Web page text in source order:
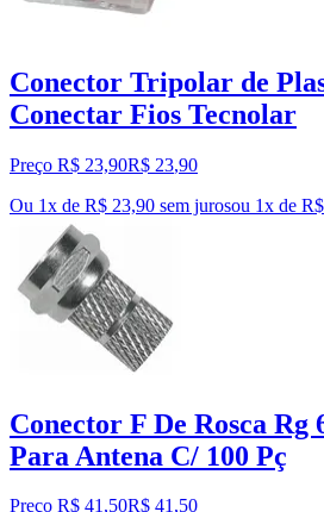
Conector Tripolar de
Conectar Fios Tecnolar
Preço R$ 23,90R$ 23,90
Ou 1x de R$ 23,90 sem jurosou 1x de
Conector F De Rosca Rg
Para Antena C/ 100 Pç
Preço R$ 41,50R$ 41,50